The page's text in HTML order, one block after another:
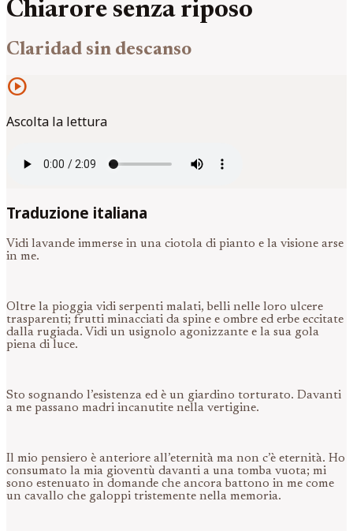
Chiarore senza riposo
Claridad sin descanso
play_circle
Ascolta la lettura
Traduzione italiana
Vidi lavande immerse in una ciotola di pianto e la visione arse
in me.
Oltre la pioggia vidi serpenti malati, belli nelle loro ulcere
trasparenti; frutti minacciati da spine e ombre ed erbe eccitate
dalla rugiada. Vidi un usignolo agonizzante e la sua gola
piena di luce.
Sto sognando l’esistenza ed è un giardino torturato. Davanti
a me passano madri incanutite nella vertigine.
Il mio pensiero è anteriore all’eternità ma non c’è eternità. Ho
consumato la mia gioventù davanti a una tomba vuota; mi
sono estenuato in domande che ancora battono in me come
un cavallo che galoppi tristemente nella memoria.